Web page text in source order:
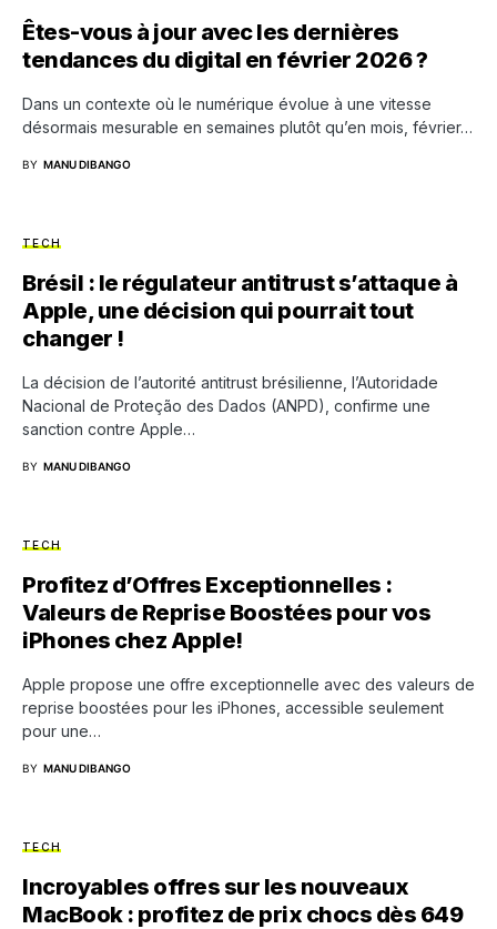
Êtes-vous à jour avec les dernières
tendances du digital en février 2026 ?
Dans un contexte où le numérique évolue à une vitesse
désormais mesurable en semaines plutôt qu’en mois, février…
BY MANU DIBANGO
TECH
Brésil : le régulateur antitrust s’attaque à
Apple, une décision qui pourrait tout
changer !
La décision de l’autorité antitrust brésilienne, l’Autoridade
Nacional de Proteção des Dados (ANPD), confirme une
sanction contre Apple…
BY MANU DIBANGO
TECH
Profitez d’Offres Exceptionnelles :
Valeurs de Reprise Boostées pour vos
iPhones chez Apple!
Apple propose une offre exceptionnelle avec des valeurs de
reprise boostées pour les iPhones, accessible seulement
pour une…
BY MANU DIBANGO
TECH
Incroyables offres sur les nouveaux
MacBook : profitez de prix chocs dès 649